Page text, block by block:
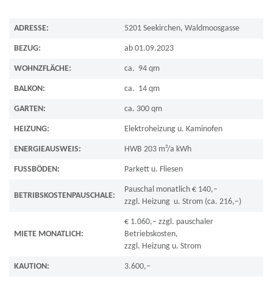
ADRESSE: 5201 Seekirchen, Waldmoosgasse
BEZUG: ab 01.09.2023
WOHNZFLÄCHE: ca. 94 qm
BALKON: ca. 14 qm
GARTEN: ca. 300 qm
HEIZUNG: Elektroheizung u. Kaminofen
ENERGIEAUSWEIS: HWB 203 m²/a kWh
FUSSBÖDEN: Parkett u. Fliesen
BETRIBSKOSTENPAUSCHALE:
Pauschal monatlich € 140,–
zzgl. Heizung u. Strom (ca. 216,–)
MIETE MONATLICH:
€ 1.060,– zzgl. pauschaler
Betriebskosten,
zzgl. Heizung u. Strom
KAUTION: 3.600,–